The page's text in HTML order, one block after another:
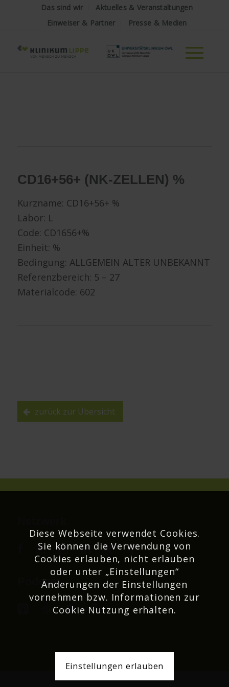
Das sind wir
Aktuelles & Veranstaltungen
Einweiser & Partner
Presse & Medien
CD16+56+ (NK-ZELLEN) %
Kurzname: CD16+56+ %
Labor: L
Code: CD1656+%
Einheit: %
Bedingung: ALLGEMEIN ALTER UNBEKANNT
Referenzbereich: 5 – 27
Materialcode: 602
zurück zur Übersicht
Podcast
Diese Webseite verwendet Cookies.
Sie können die Verwendung von
Cookies erlauben, nicht erlauben
oder unter „Einstellungen“
Änderungen der Einstellungen
vornehmen bzw. Informationen zur
Cookie Nutzung erhalten.
Einstellungen erlauben